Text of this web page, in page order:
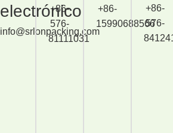
electrónico
info@srlonpacking.com
+86-
576-
81111031
+86-
15990688566
+86-
576-